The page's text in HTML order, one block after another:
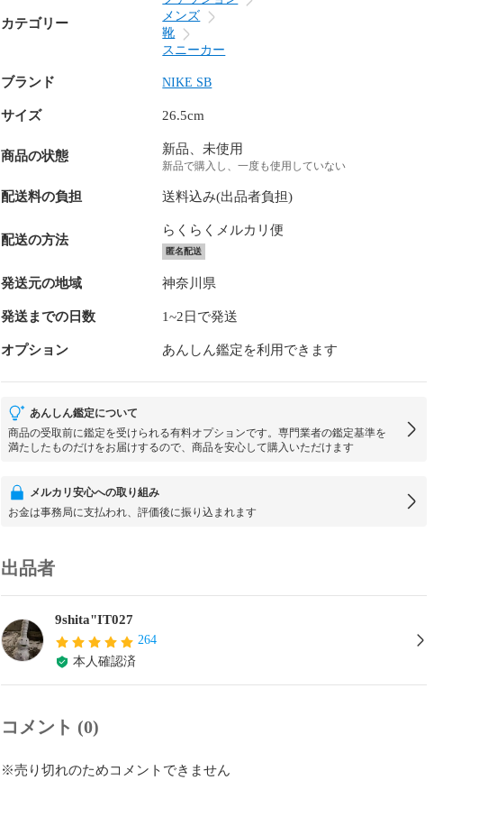
カテゴリー
メンズ
靴
スニーカー
ブランド NIKE SB
サイズ 26.5cm
商品の状態 新品、未使用
新品で購入し、一度も使用していない
配送料の負担 送料込み(出品者負担)
配送の方法
らくらくメルカリ便
匿名配送
発送元の地域 神奈川県
発送までの日数 1~2日で発送
オプション あんしん鑑定を利用できます
あんしん鑑定について
商品の受取前に鑑定を受けられる有料オプションです。専門業者の鑑定基準を
満たしたものだけをお届けするので、商品を安心して購入いただけます
メルカリ安心への取り組み
お金は事務局に支払われ、評価後に振り込まれます
出品者
9shita"IT027
264
本人確認済
コメント (0)
※売り切れのためコメントできません